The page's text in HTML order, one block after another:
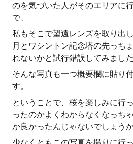
のを気づいた人がそのエリアに
で、
私もそこで望遠レンズを取り出
月とワシントン記念塔の先っち
れないかと試行錯誤してみました
そんな写真も一つ概要欄に貼り
す。
ということで、桜を楽しみに行
ったのかよくわからなくなっち
か良かったんじゃないでしょうか